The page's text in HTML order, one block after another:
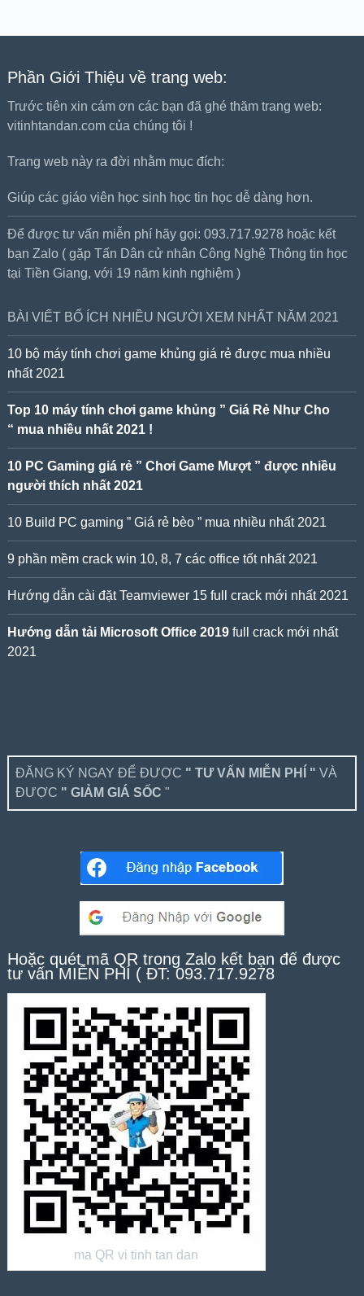
Phần Giới Thiệu về trang web:
Trước tiên xin cám ơn các bạn đã ghé thăm trang web:
vitinhtandan.com của chúng tôi !
Trang web này ra đời nhằm mục đích:
Giúp các giáo viên học sinh học tin học dễ dàng hơn.
Để được tư vấn miễn phí hãy gọi: 093.717.9278 hoặc kết
bạn Zalo ( gặp Tấn Dân cử nhân Công Nghệ Thông tin học
tại Tiền Giang, với 19 năm kinh nghiệm )
BÀI VIẾT BỔ ÍCH NHIỀU NGƯỜI XEM NHẤT NĂM 2021
10 bộ máy tính chơi game khủng giá rẻ được mua nhiều
nhất 2021
Top 10 máy tính chơi game khủng ” Giá Rẻ Như Cho
“ mua nhiều nhất 2021 !
10 PC Gaming giá rẻ ” Chơi Game Mượt ” được nhiều
người thích nhất 2021
10 Build PC gaming ” Giá rẻ bèo ” mua nhiều nhất 2021
9 phần mềm crack win 10, 8, 7 các office tốt nhất 2021
Hướng dẫn cài đặt Teamviewer 15 full crack mới nhất 2021
Hướng dẫn tải Microsoft Office 2019full crack mới nhất
2021
ĐĂNG KÝ NGAY ĐỂ ĐƯỢC " TƯ VẤN MIỄN PHÍ " VÀ
ĐƯỢC " GIẢM GIÁ SỐC "
Hoặc quét mã QR trong Zalo kết bạn để được
tư vấn MIỄN PHÍ ( ĐT: 093.717.9278
ma QR vi tinh tan dan